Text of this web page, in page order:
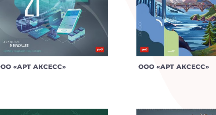
«АРТ АКСЕСС» ООО «АРТ АКСЕСС»